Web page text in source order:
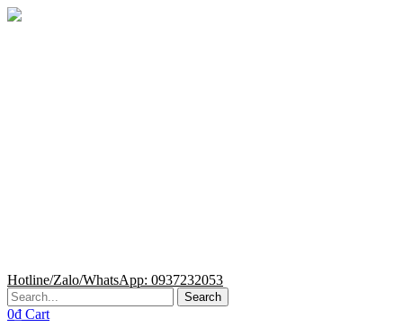
Hotline/Zalo/WhatsApp: 0937232053
Search
0₫ Cart